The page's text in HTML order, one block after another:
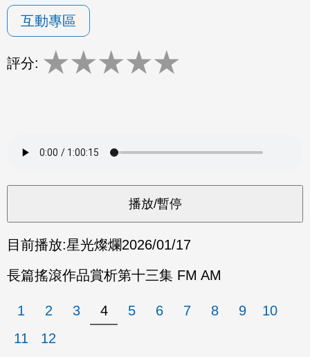
互動專區
評分: ★★★★★
目前播放:星光燦爛2026/01/17
長篇搖滾作品賞析第十三集 FM AM
1 2 3 4 5 6 7 8 9
10
11
12